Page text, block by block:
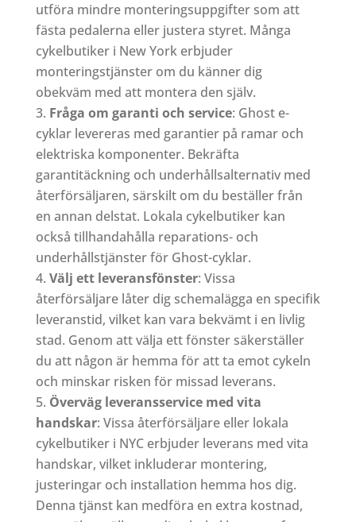
utföra mindre monteringsuppgifter som att
fästa pedalerna eller justera styret. Många
cykelbutiker i New York erbjuder
monteringstjänster om du känner dig
obekväm med att montera den själv.
Fråga om garanti och service: Ghost e-
cyklar levereras med garantier på ramar och
elektriska komponenter. Bekräfta
garantitäckning och underhållsalternativ med
återförsäljaren, särskilt om du beställer från
en annan delstat. Lokala cykelbutiker kan
också tillhandahålla reparations- och
underhållstjänster för Ghost-cyklar.
Välj ett leveransfönster: Vissa
återförsäljare låter dig schemalägga en specifik
leveranstid, vilket kan vara bekvämt i en livlig
stad. Genom att välja ett fönster säkerställer
du att någon är hemma för att ta emot cykeln
och minskar risken för missad leverans.
Överväg leveransservice med vita
handskar: Vissa återförsäljare eller lokala
cykelbutiker i NYC erbjuder leverans med vita
handskar, vilket inkluderar montering,
justeringar och installation hemma hos dig.
Denna tjänst kan medföra en extra kostnad,